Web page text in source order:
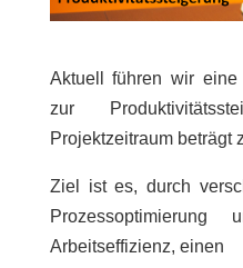
Aktuell führen wir eine
zur
Projektzeitraum beträgt
Ziel ist es, durch
Arbeitseffizienz, einen